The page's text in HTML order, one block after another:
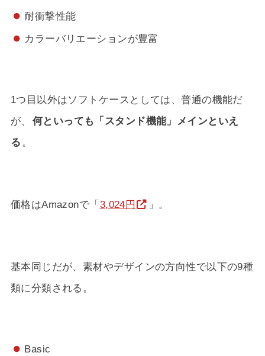
耐衝撃性能
カラーバリエーションが豊富
1つ目以外はソフトケースとしては、普通の機能だ
が、
何といっても「スタンド機能」メインといえ
る 。
価格はAmazonで「3,024円 」。
基本同じだが、素材やデザインの方向性で以下の9種
類に分類される。
Basic